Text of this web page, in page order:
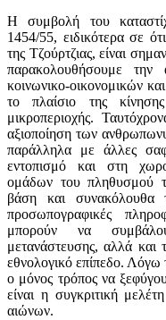
Η συμβολή του
1454/55, ειδικότερα σε
της Τζούρτζιας, είναι
παρακολουθήσουμε την
κοινωνικο-οικονομικών
το πλαίσιο της
μικροπεριοχής.
αξιοποίηση των
παράλληλα με άλλες
εντοπισμό και στη
ομάδων του πληθυσμού
βάση και συνακόλουθα
προσωπογραφικές
μπορούν να
μετανάστευσης, αλλά και
εθνολογικό επίπεδο. Λόγω
ο μόνος τρόπος να
είναι η συγκριτική
αιώνων.